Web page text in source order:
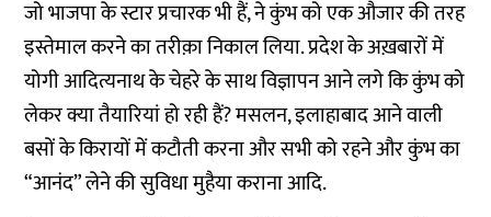
जो भाजपा के स्टार प्रचारक भी हैं, ने कुंभ को एक औजार की तरह
इस्तेमाल करने का तरीक़ा निकाल लिया. प्रदेश के अख़बारों में
योगी आदित्यनाथ के चेहरे के साथ विज्ञापन आने लगे कि कुंभ को
लेकर क्या तैयारियां हो रही हैं? मसलन, इलाहाबाद आने वाली
बसों के किरायों में कटौती करना और सभी को रहने और कुंभ का
“आनंद” लेने की सुविधा मुहैया कराना आदि.